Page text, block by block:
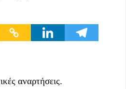
αναρτήσεις.